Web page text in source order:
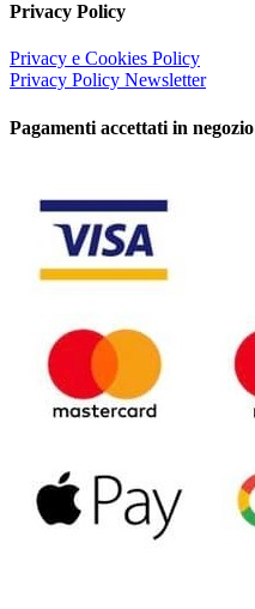
Privacy Policy
Privacy e Cookies Policy
Privacy Policy Newsletter
Pagamenti accettati in negozio